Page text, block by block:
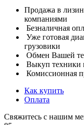
Продажа в
компаниями
Безналичная
Уже готовая
грузовики
Обмен Вашей
Выкуп техники
Комиссионная
Как купить
Оплата
Свяжитесь с нашим